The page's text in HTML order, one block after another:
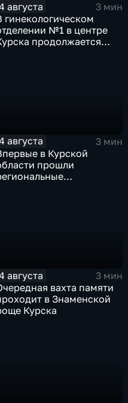
августа
3 мин
гинекологическом
№1 в центре
продолжается
августа
3 мин
в Курской
прошли
августа
3 мин
вахта памяти
в Знаменской
Курска